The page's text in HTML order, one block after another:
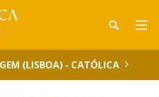
(LISBOA) - CATÓLICA